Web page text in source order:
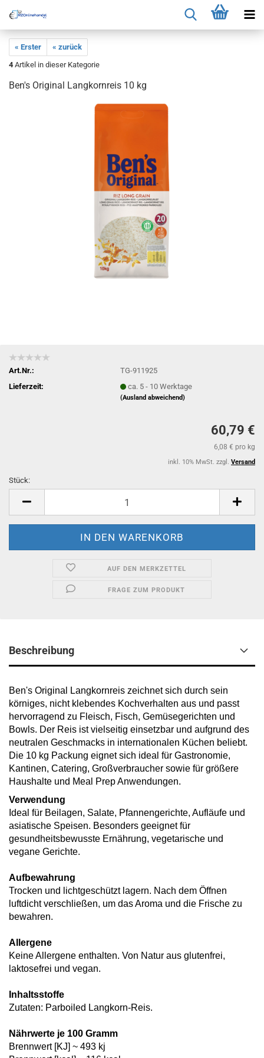
« Erster
« zurück
4 Artikel in dieser Kategorie
Ben's Original Langkornreis 10 kg
Art.Nr.:
TG-911925
Lieferzeit:
ca. 5 - 10 Werktage
(Ausland abweichend)
60,79 €
6,08 € pro kg
inkl. 10% MwSt. zzgl. Versand
Stück:
AUF DEN MERKZETTEL
FRAGE ZUM PRODUKT
Beschreibung
Ben's Original Langkornreis zeichnet sich durch sein
körniges, nicht klebendes Kochverhalten aus und passt
hervorragend zu Fleisch, Fisch, Gemüsegerichten und
Bowls. Der Reis ist vielseitig einsetzbar und aufgrund des
neutralen Geschmacks in internationalen Küchen beliebt.
Die 10 kg Packung eignet sich ideal für Gastronomie,
Kantinen, Catering, Großverbraucher sowie für größere
Haushalte und Meal Prep Anwendungen.
Verwendung
Ideal für Beilagen, Salate, Pfannengerichte, Aufläufe und
asiatische Speisen. Besonders geeignet für
gesundheitsbewusste Ernährung, vegetarische und
vegane Gerichte.
Aufbewahrung
Trocken und lichtgeschützt lagern. Nach dem Öffnen
luftdicht verschließen, um das Aroma und die Frische zu
bewahren.
Allergene
Keine Allergene enthalten. Von Natur aus glutenfrei,
laktosefrei und vegan.
Inhaltsstoffe
Zutaten: Parboiled Langkorn-Reis.
Nährwerte je 100 Gramm
Brennwert [KJ] ~ 493 kj